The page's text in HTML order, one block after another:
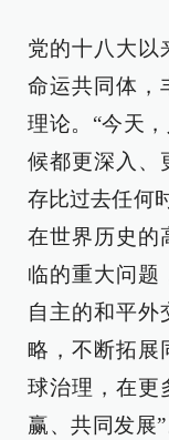
党的十八大以
命运共同体，
理论。“今天
候都更深入、
存比过去任何
在世界历史的
临的重大问题
自主的和平外
略，不断拓展
球治理，在更
赢、共同发展